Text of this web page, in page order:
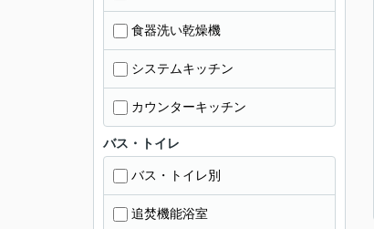
食器洗い乾燥機
システムキッチン
カウンターキッチン
バス・トイレ
バス・トイレ別
追焚機能浴室